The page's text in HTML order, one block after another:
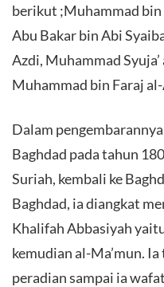
berikut ;Muhammad bin
Abu Bakar bin Abi
Azdi, Muhammad
Muhammad bin Faraj
Dalam
Baghdad pada tahun
Suriah, kembali ke
Baghdad, ia diangkat
Khalifah Abbasiyah
kemudian al-Ma’mun.
peradian sampai ia